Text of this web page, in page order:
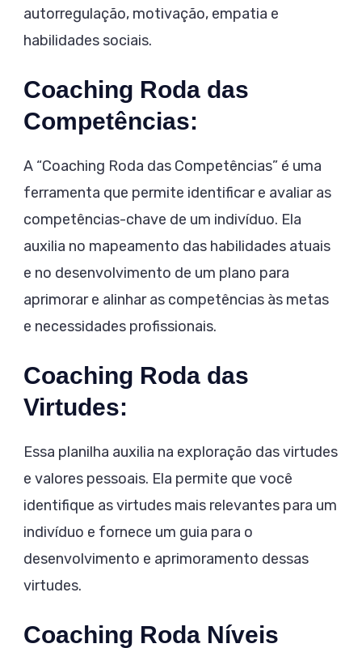
autorregulação, motivação, empatia e
habilidades sociais.
Coaching Roda das
Competências:
A “Coaching Roda das Competências” é uma
ferramenta que permite identificar e avaliar as
competências-chave de um indivíduo. Ela
auxilia no mapeamento das habilidades atuais
e no desenvolvimento de um plano para
aprimorar e alinhar as competências às metas
e necessidades profissionais.
Coaching Roda das
Virtudes:
Essa planilha auxilia na exploração das virtudes
e valores pessoais. Ela permite que você
identifique as virtudes mais relevantes para um
indivíduo e fornece um guia para o
desenvolvimento e aprimoramento dessas
virtudes.
Coaching Roda Níveis